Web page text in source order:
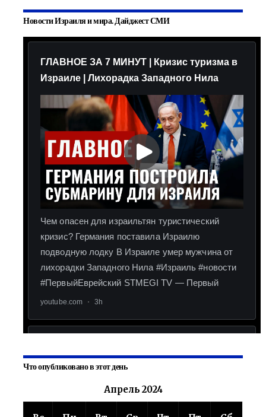
Новости Израиля и мира. Дайджест СМИ
Что опубликовано в этот день
Апрель 2024